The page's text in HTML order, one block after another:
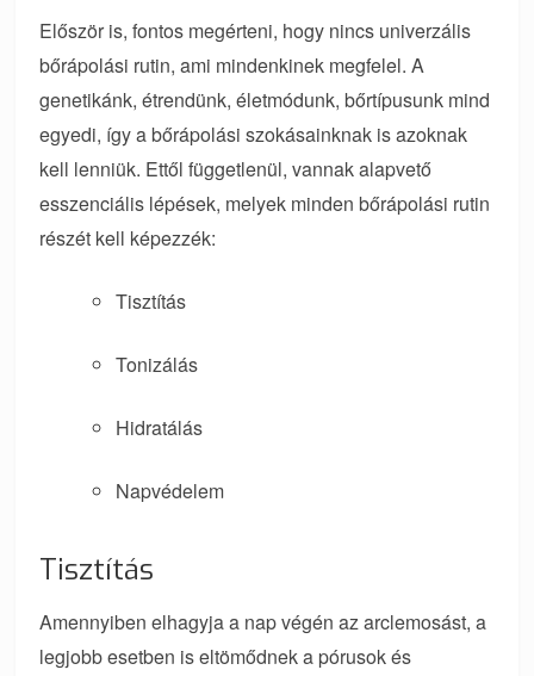
Először is, fontos megérteni, hogy nincs univerzális
bőrápolási rutin, ami mindenkinek megfelel. A
genetikánk, étrendünk, életmódunk, bőrtípusunk mind
egyedi, így a bőrápolási szokásainknak is azoknak
kell lenniük. Ettől függetlenül, vannak alapvető
esszenciális lépések, melyek minden bőrápolási rutin
részét kell képezzék:
Tisztítás
Tonizálás
Hidratálás
Napvédelem
Tisztítás
Amennyiben elhagyja a nap végén az arclemosást, a
legjobb esetben is eltömődnek a pórusok és